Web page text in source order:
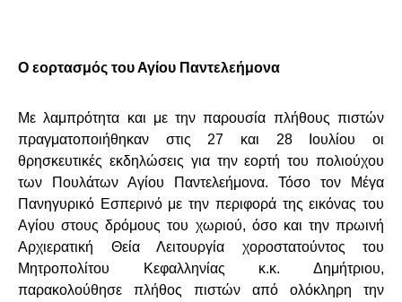
Ο εορτασμός του Αγίου Παντελεήμονα
Με λαμπρότητα και με την παρουσία πλήθους πιστών
πραγματοποιήθηκαν στις 27 και 28 Ιουλίου οι
θρησκευτικές εκδηλώσεις για την εορτή του πολιούχου
των Πουλάτων Αγίου Παντελεήμονα. Τόσο τον Μέγα
Πανηγυρικό Εσπερινό με την περιφορά της εικόνας του
Αγίου στους δρόμους του χωριού, όσο και την πρωινή
Αρχιερατική Θεία Λειτουργία χοροστατούντος του
Μητροπολίτου Κεφαλληνίας κ.κ. Δημήτριου,
παρακολούθησε πλήθος πιστών από ολόκληρη την